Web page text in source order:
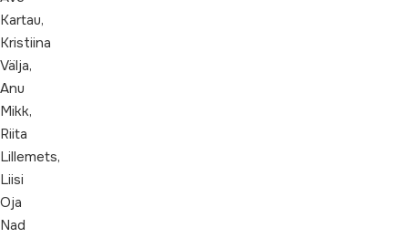
Kartau,
Kristiina
Välja,
Anu
Mikk,
Riita
Lillemets,
Liisi
Oja
Nad